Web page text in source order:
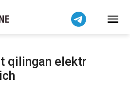
qilingan elektr